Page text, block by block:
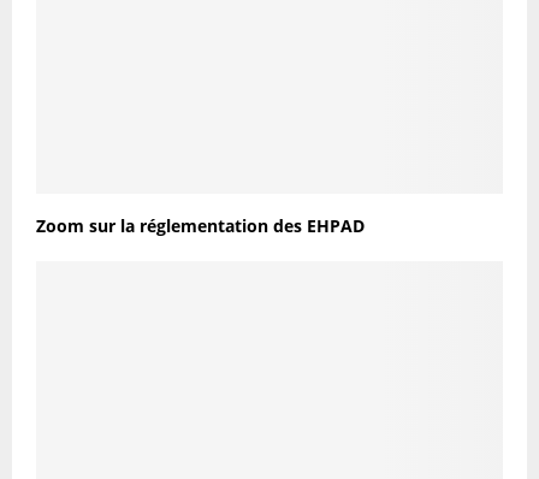
Zoom sur la réglementation des EHPAD